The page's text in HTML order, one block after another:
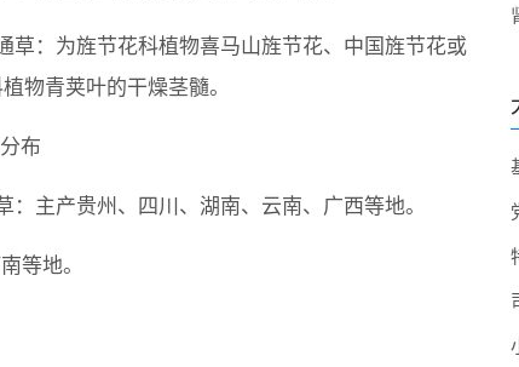
草：为旌节花科植物喜马山旌节花、中国旌节花或
物青荚叶的干燥茎髓。
布
：主产贵州、四川、湖南、云南、广西等地。
等地。